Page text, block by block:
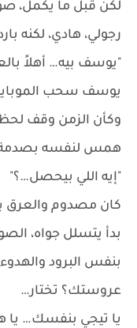
لكن قبل ما يكمل،
رجولي، هادي، لكنه
"يوسف بيه… أهلاً
يوسف سحب
وكأن الزمن وقف
همس لنفسه
"إيه اللي بيحصل…؟"
كان مصدوم والعرق
بدأ يتسلل جواه،
بنفس البرود
عروستك؟ تختار…
يا تيجي بنفسك… يا